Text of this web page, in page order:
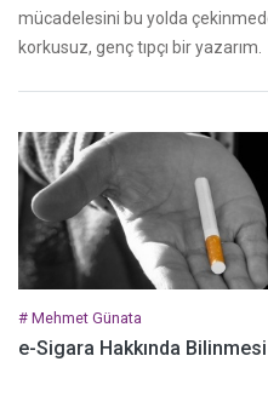
mücadelesini bu yolda
korkusuz, genç tıpçı bir yazarım.
# Mehmet Günata
e-Sigara Hakkında